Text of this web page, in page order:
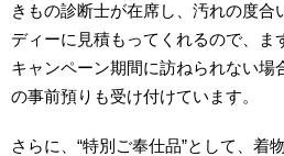
きもの診断士が在席し、汚れの度合
ディーに見積もってくれるので、ま
キャンペーン期間に訪ねられない場
の事前預りも受け付けています。
さらに、“特別ご奉仕品”として、着